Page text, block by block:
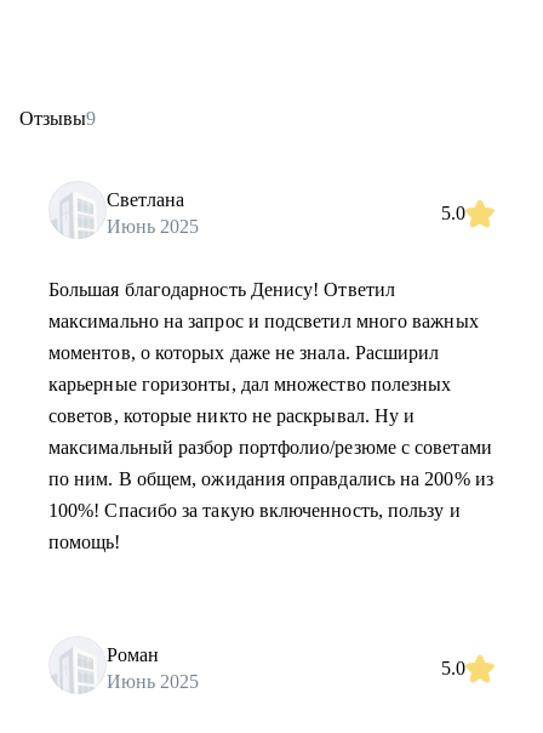
Отзывы9
Светлана
Июнь 2025
5.0
Большая благодарность Денису! Ответил
максимально на запрос и подсветил много важных
моментов, о которых даже не знала. Расширил
карьерные горизонты, дал множество полезных
советов, которые никто не раскрывал. Ну и
максимальный разбор портфолио/резюме с советами
по ним. В общем, ожидания оправдались на 200% из
100%! Спасибо за такую включенность, пользу и
помощь!
Роман
Июнь 2025
5.0